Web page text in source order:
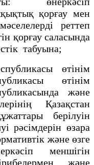
қорғау мен
реттеп
қорғау саласында
табуына;
өтінім
өтінім
және
Қазақстан
берілуін
рәсімдерін өзара
және өзге
меншігін
және